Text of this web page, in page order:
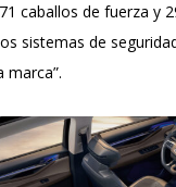
caballos de fuerza y
sistemas de
marca”.